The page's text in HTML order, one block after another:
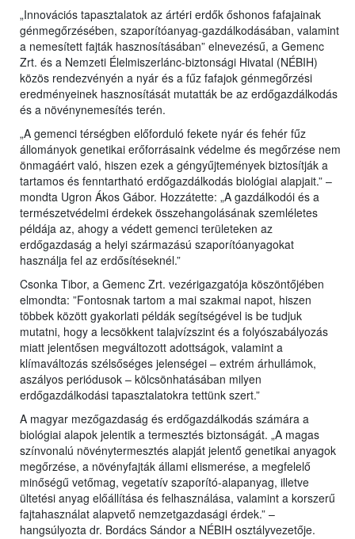
„Innovációs tapasztalatok az ártéri erdők őshonos fafajainak
génmegőrzésében, szaporítóanyag-gazdálkodásában, valamint
a nemesített fajták hasznosításában” elnevezésű, a Gemenc
Zrt. és a Nemzeti Élelmiszerlánc-biztonsági Hivatal (NÉBIH)
közös rendezvényén a nyár és a fűz fafajok génmegőrzési
eredményeinek hasznosítását mutatták be az erdőgazdálkodás
és a növénynemesítés terén.
„A gemenci térségben előforduló fekete nyár és fehér fűz
állományok genetikai erőforrásaink védelme és megőrzése nem
önmagáért való, hiszen ezek a géngyűjtemények biztosítják a
tartamos és fenntartható erdőgazdálkodás biológiai alapjait.” –
mondta Ugron Ákos Gábor. Hozzátette: „A gazdálkodói és a
természetvédelmi érdekek összehangolásának szemléletes
példája az, ahogy a védett gemenci területeken az
erdőgazdaság a helyi származású szaporítóanyagokat
használja fel az erdősítéseknél.”
Csonka Tibor, a Gemenc Zrt. vezérigazgatója köszöntőjében
elmondta: ”Fontosnak tartom a mai szakmai napot, hiszen
többek között gyakorlati példák segítségével is be tudjuk
mutatni, hogy a lecsökkent talajvízszint és a folyószabályozás
miatt jelentősen megváltozott adottságok, valamint a
klímaváltozás szélsőséges jelenségei – extrém árhullámok,
aszályos periódusok – kölcsönhatásában milyen
erdőgazdálkodási tapasztalatokra tettünk szert.”
A magyar mezőgazdaság és erdőgazdálkodás számára a
biológiai alapok jelentik a termesztés biztonságát. „A magas
színvonalú növénytermesztés alapját jelentő genetikai anyagok
megőrzése, a növényfajták állami elismerése, a megfelelő
minőségű vetőmag, vegetatív szaporító-alapanyag, illetve
ültetési anyag előállítása és felhasználása, valamint a korszerű
fajtahasználat alapvető nemzetgazdasági érdek.” –
hangsúlyozta dr. Bordács Sándor a NÉBIH osztályvezetője.